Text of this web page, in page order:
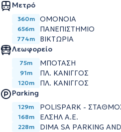
Μετρό
360m ΟΜΟΝΟΙΑ
656m ΠΑΝΕΠΙΣΤΗΜΙΟ
774m
ΒΙΚΤΩΡΙΑ
Λεωφορείο
75m ΜΠΟΤΑΣΗ
91m ΠΛ. ΚΑΝΙΓΓΟΣ
120m
ΠΛ. ΚΑΝΙΓΓΟΣ
Parking
129m POLISPARK -
168m ΕΛΣΗΛ Α.Ε.
228m
DIMA SA PARKING